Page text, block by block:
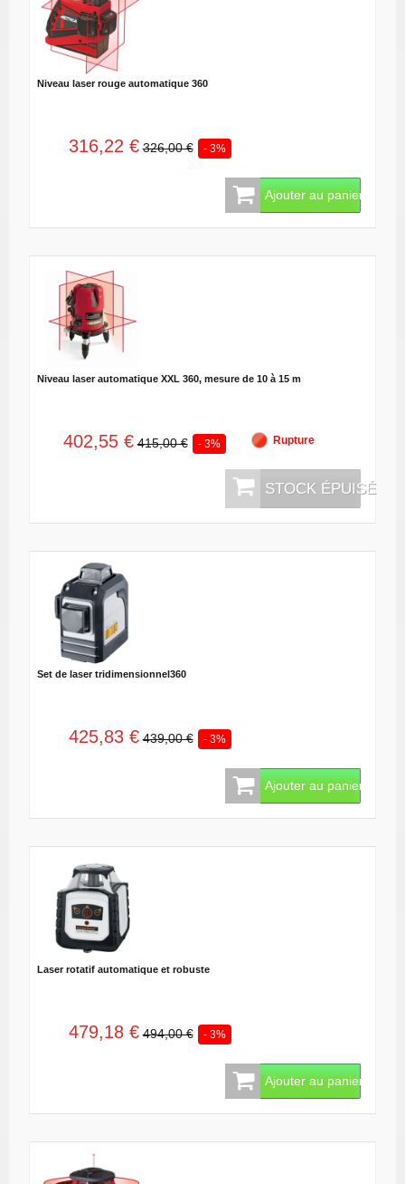
Niveau laser rouge automatique 360
316,22 € 326,00 € - 3%
Ajouter au panier
Niveau laser automatique XXL 360, mesure de 10 à 15 m
402,55 € 415,00 € - 3% Rupture
STOCK ÉPUISÉ
Set de laser tridimensionnel360
425,83 € 439,00 € - 3%
Ajouter au panier
Laser rotatif automatique et robuste
479,18 € 494,00 € - 3%
Ajouter au panier